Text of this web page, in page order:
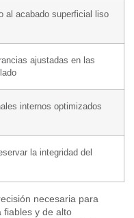
al acabado superficial liso
ajustadas en las
internos optimizados
la integridad del
necesaria para
fiables y de alto